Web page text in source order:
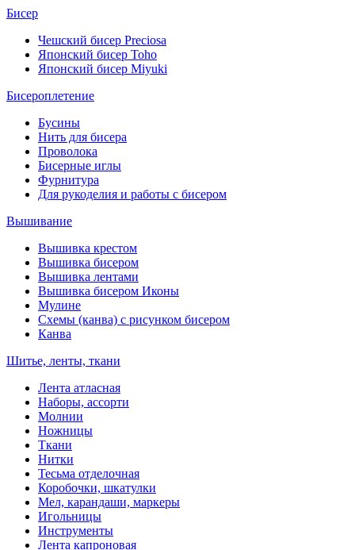
Бисер
Чешский бисер Preciosa
Японский бисер Toho
Японский бисер Miyuki
Бисероплетение
Бусины
Нить для бисера
Проволока
Бисерные иглы
Фурнитура
Для рукоделия и работы с бисером
Вышивание
Вышивка крестом
Вышивка бисером
Вышивка лентами
Вышивка бисером Иконы
Мулине
Схемы (канва) с рисунком бисером
Канва
Шитье, ленты, ткани
Лента атласная
Наборы, ассорти
Молнии
Ножницы
Ткани
Нитки
Тесьма отделочная
Коробочки, шкатулки
Мел, карандаши, маркеры
Игольницы
Инструменты
Лента капроновая